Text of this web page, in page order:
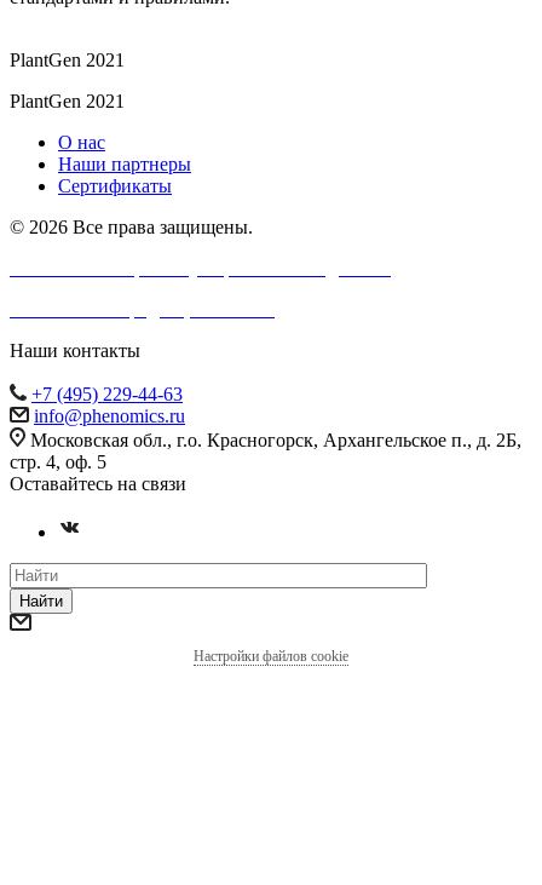
PlantGen 2021
PlantGen 2021
О нас
Наши партнеры
Сертификаты
© 2026 Все права защищены.
Наши контакты
+7 (495) 229-44-63
info@phenomics.ru
Московская обл., г.о. Красногорск, Архангельское п., д. 2Б,
стр. 4, оф. 5
Оставайтесь на связи
Найти
Настройки файлов cookie